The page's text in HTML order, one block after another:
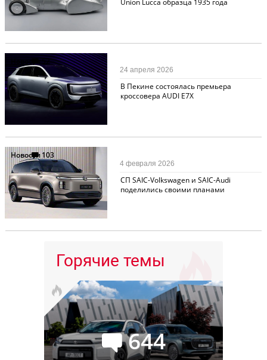
Union Lucca образца 1935 года
Новости52
В Пекине состоялась премьера
кроссовера AUDI E7X
24 апреля 2026
Новости103
СП SAIC-Volkswagen и SAIC-Audi
поделились своими планами
4 февраля 2026
Горячие темы
644